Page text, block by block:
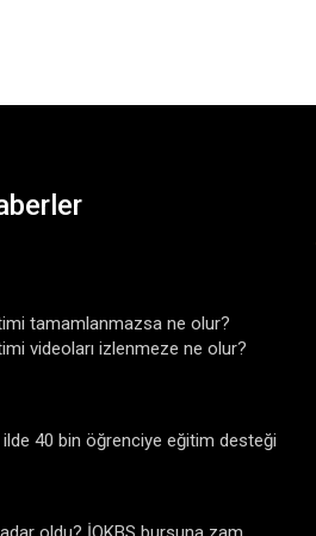
tamamlanmazsa ne olur?
videoları izlenmeze ne olur?
40 bin öğrenciye eğitim desteği